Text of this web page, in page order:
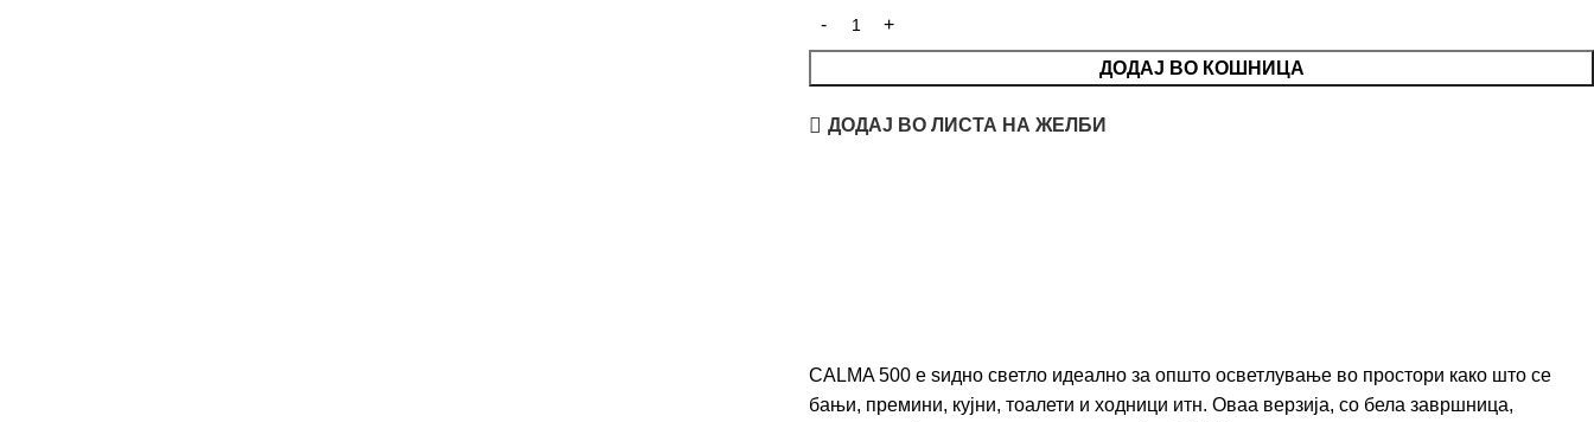
ДОДАЈ ВО КОШНИЦА
ДОДАЈ ВО ЛИСТА НА ЖЕЛБИ
CALMA 500 е ѕидно светло идеално за општо осветлување во простори како што се
бањи, премини, кујни, тоалети и ходници итн. Оваа верзија, со бела завршница,